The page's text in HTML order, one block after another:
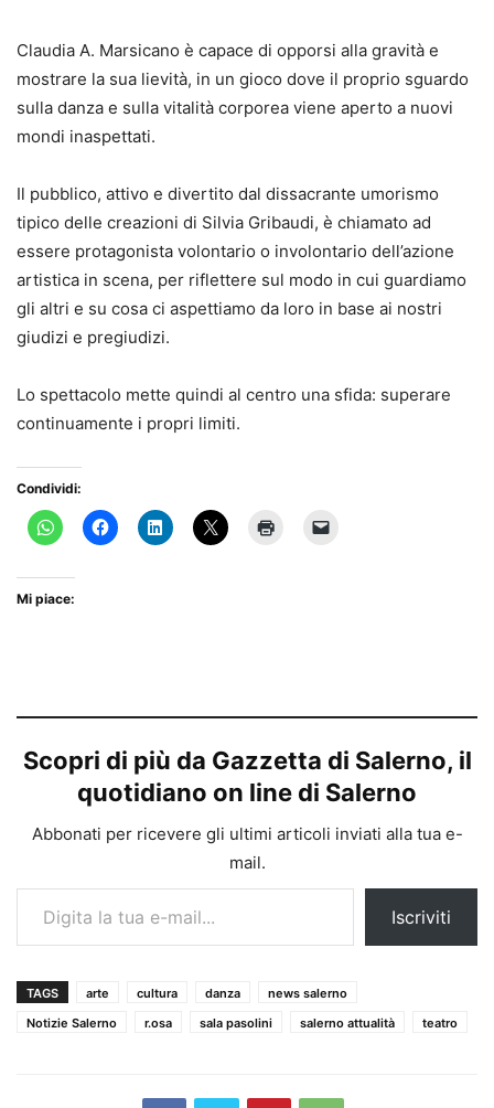
Claudia A. Marsicano è capace di opporsi alla gravità e
mostrare la sua lievità, in un gioco dove il proprio sguardo
sulla danza e sulla vitalità corporea viene aperto a nuovi
mondi inaspettati.
Il pubblico, attivo e divertito dal dissacrante umorismo
tipico delle creazioni di Silvia Gribaudi, è chiamato ad
essere protagonista volontario o involontario dell’azione
artistica in scena, per riflettere sul modo in cui guardiamo
gli altri e su cosa ci aspettiamo da loro in base ai nostri
giudizi e pregiudizi.
Lo spettacolo mette quindi al centro una sfida: superare
continuamente i propri limiti.
Condividi:
Mi piace:
Scopri di più da Gazzetta di Salerno, il
quotidiano on line di Salerno
Abbonati per ricevere gli ultimi articoli inviati alla tua e-
mail.
Digita la tua e-mail...
Iscriviti
TAGS arte cultura danza
news salerno
Notizie Salerno
r.osa sala pasolini salerno attualità teatro